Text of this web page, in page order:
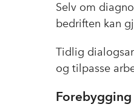
Selv om
bedriften kan
Tidlig
og tilpasse